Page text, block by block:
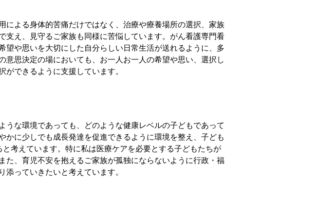
よる⾝体的苦痛だけではなく、治療や療養場所の選択、家族
え、見守るご家族も同様に苦悩しています。がん看護専門看
や思いを大切にした⾃分らしい⽇常⽣活が送れるように、多
思決定の場においても、お⼀⼈お⼀⼈の希望や思い、選択し
できるように⽀援しています。
な環境であっても、どのような健康レベルの子どもであって
に少しでも成長発達を促進できるように環境を整え、子ども
考えています。特に私は医療ケアを必要とする子どもたちが
、育児不安を抱えるご家族が孤独にならないように行政・福
っていきたいと考えています。